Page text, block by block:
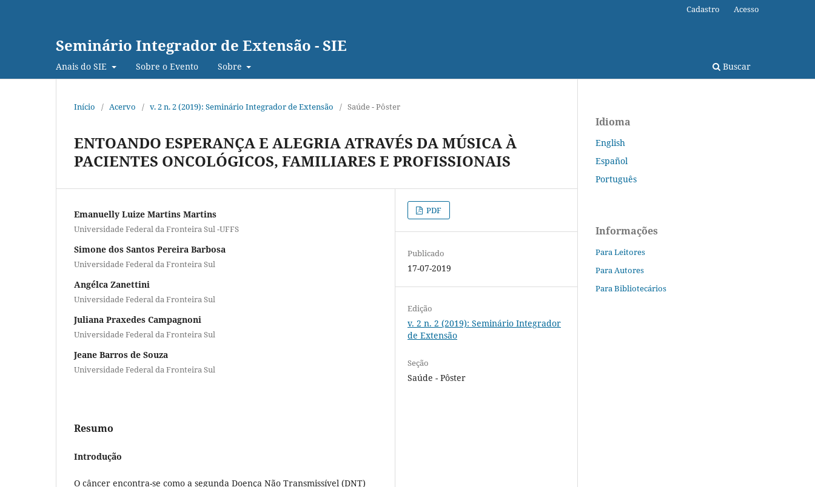
Seminário Integrador de Extensão - SIE
Anais do SIE Sobre o Evento Sobre Buscar
Cadastro Acesso
Início / Acervo / v. 2 n. 2 (2019): Seminário Integrador de Extensão / Saúde - Pôster
ENTOANDO ESPERANÇA E ALEGRIA ATRAVÉS DA MÚSICA À
PACIENTES ONCOLÓGICOS, FAMILIARES E PROFISSIONAIS
Emanuelly Luize Martins Martins
Universidade Federal da Fronteira Sul -UFFS
Simone dos Santos Pereira Barbosa
Universidade Federal da Fronteira Sul
Angélca Zanettini
Universidade Federal da Fronteira Sul
Juliana Praxedes Campagnoni
Universidade Federal da Fronteira Sul
Jeane Barros de Souza
Universidade Federal da Fronteira Sul
Resumo
Introdução
O câncer encontra-se como a segunda Doença Não Transmissível (DNT)
PDF
Publicado
17-07-2019
Edição
v. 2 n. 2 (2019): Seminário Integrador
de Extensão
Seção
Saúde - Pôster
Idioma
English
Español
Português
Informações
Para Leitores
Para Autores
Para Bibliotecários